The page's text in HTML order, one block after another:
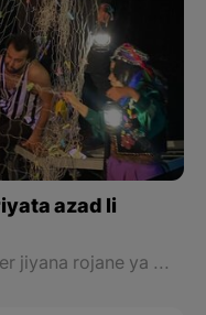
azad li
Lîstik bi flashbackan me dibe ser jiyana rojane ya mehkûmî ku bi xêra van flashbackan em rastî û nerastiya tawanên wî, jiyana wî, têkiliyên wî, xoşewîsta wî û malbata wî dibînin.